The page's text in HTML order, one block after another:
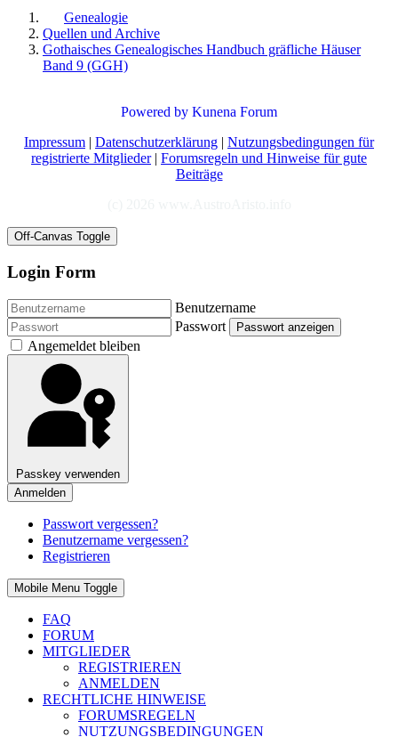
Genealogie
Quellen und Archive
Gothaisches Genealogisches Handbuch gräfliche Häuser
Band 9 (GGH)
Powered by Kunena Forum
Impressum | Datenschutzerklärung | Nutzungsbedingungen für
registrierte Mitglieder| Forumsregeln und Hinweise für gute
Beiträge
Off-Canvas Toggle
Login Form
Benutzername
Passwort
Passwort anzeigen
Angemeldet bleiben
Passkey verwenden
Anmelden
Passwort vergessen?
Benutzername vergessen?
Registrieren
Mobile Menu Toggle
FAQ
FORUM
MITGLIEDER
REGISTRIEREN
ANMELDEN
RECHTLICHE HINWEISE
FORUMSREGELN
NUTZUNGSBEDINGUNGEN